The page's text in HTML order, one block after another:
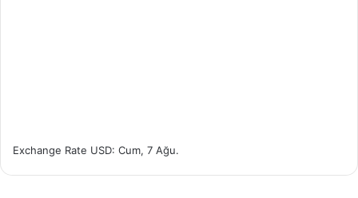
Exchange Rate USD: Cum, 7 Ağu.